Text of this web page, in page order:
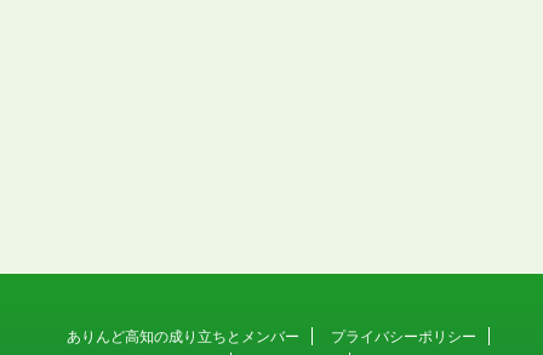
ありんど高知の成り立ちとメンバー
プライバシーポリシー